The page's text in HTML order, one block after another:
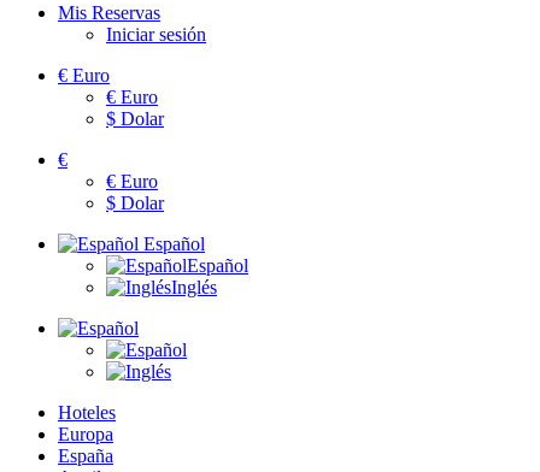
Mis Reservas
Iniciar sesión
€ Euro
€ Euro
$ Dolar
€
€ Euro
$ Dolar
Español
Español
Inglés
Hoteles
Europa
España